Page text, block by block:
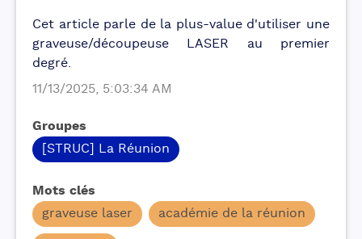
Cet article parle de la plus-value d'utiliser une
graveuse/découpeuse LASER au premier
degré.
11/13/2025, 5:03:34 AM
Groupes
[STRUC] La Réunion
Mots clés
graveuse laser
académie de la réunion